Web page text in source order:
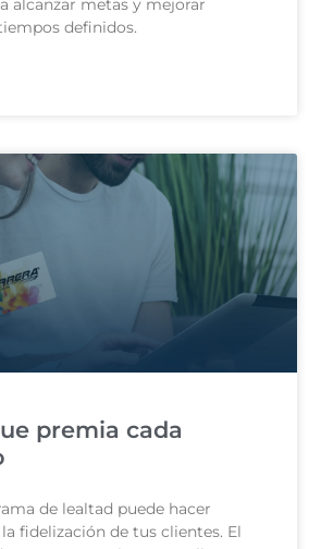
alcanzar metas y mejorar
definidos.
premia cada
de lealtad puede hacer
fidelización de tus clientes. El